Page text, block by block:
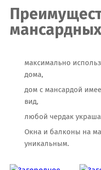
максимально
дома,
дом с мансардой
вид,
любой чердак
Окна и балконы на
уникальным.